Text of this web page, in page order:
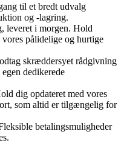
til et bredt udvalg
og -lagring.
leveret i morgen. Hold
pålidelige og hurtige
skræddersyet rådgivning
dedikerede
dig opdateret med vores
som altid er tilgængelig for
betalingsmuligheder